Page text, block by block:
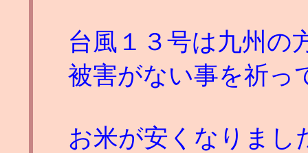
台風１３号は九州の
被害がない事を祈っ
お米が安くなりまし